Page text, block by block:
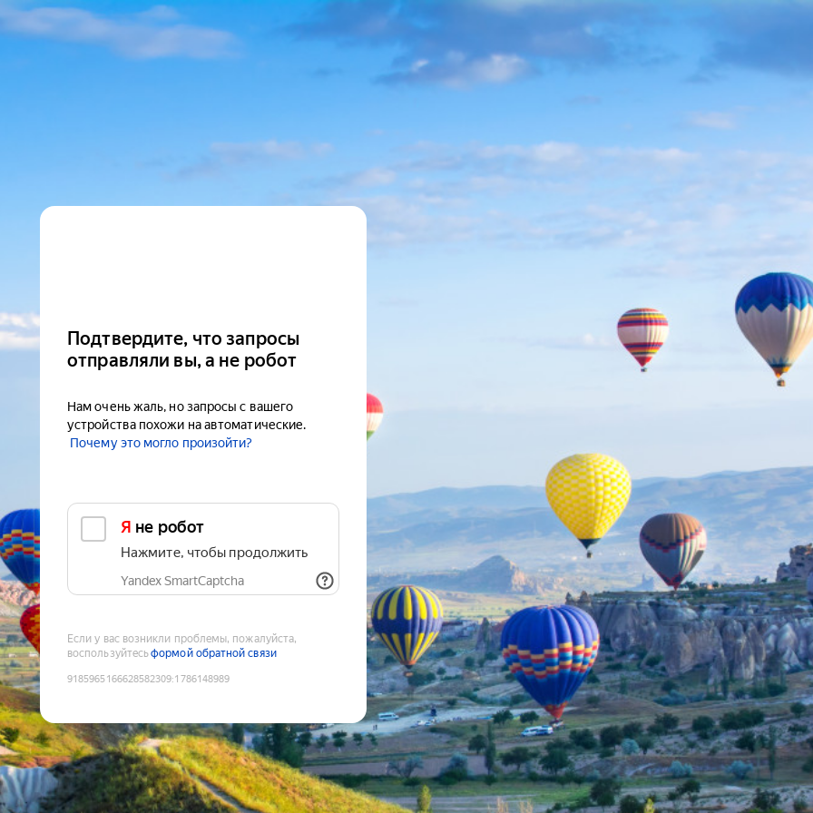
Подтвердите, что запросы
отправляли вы, а не робот
Нам очень жаль, но запросы с вашего
устройства похожи на автоматические.
Почему это могло произойти?
Я не робот
Нажмите, чтобы продолжить
Yandex SmartCaptcha
Если у вас возникли проблемы, пожалуйста,
воспользуйтесьформой обратной связи
9185965166628582309:1786148989